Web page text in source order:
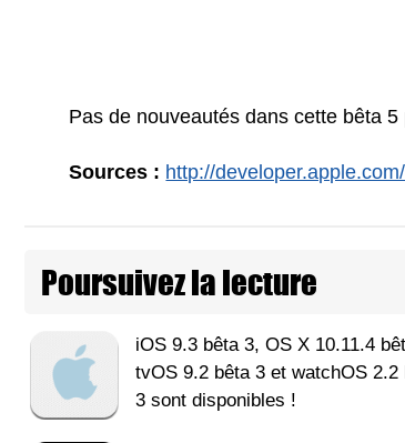
Pas de nouveautés dans cette bêta
Sources : http://
Poursuivez la lecture
iOS 9.3 bêta 3, OS X 10.11.4
tvOS 9.2 bêta 3 et watchOS 2.2
3 sont disponibles !